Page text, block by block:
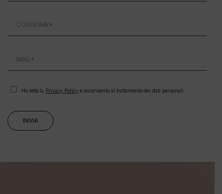
Ho letto la Privacy Policy e acconsento al trattamento dei dati personali